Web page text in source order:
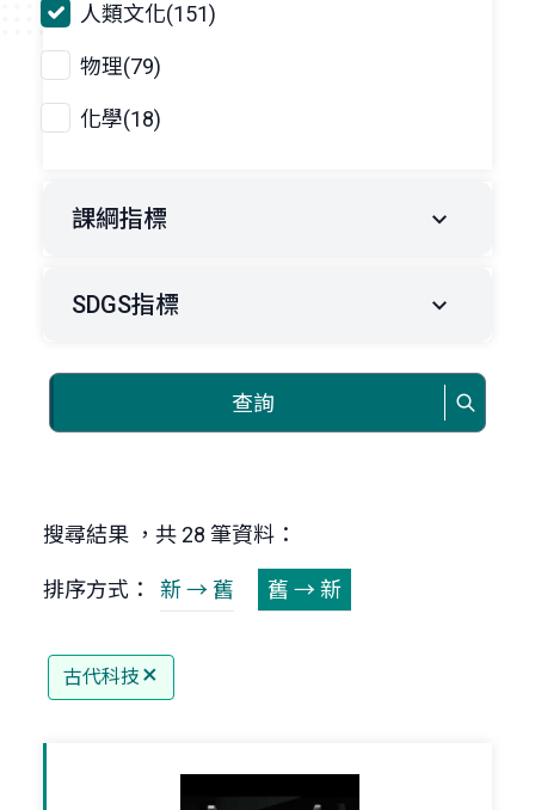
人類文化(151)
物理(79)
化學(18)
課綱指標
SDGS指標
查詢
搜尋結果 ，共 28 筆資料：
排序方式： 新 → 舊 舊 → 新
古代科技